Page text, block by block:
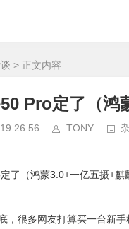
> 正文内容
Pro定了（鸿
TONY
了（鸿蒙3.0+一亿五摄+麒
，很多网友打算买一台新